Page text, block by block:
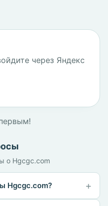
через Яндекс
о Hgcgc.com
Hgcgc.com?